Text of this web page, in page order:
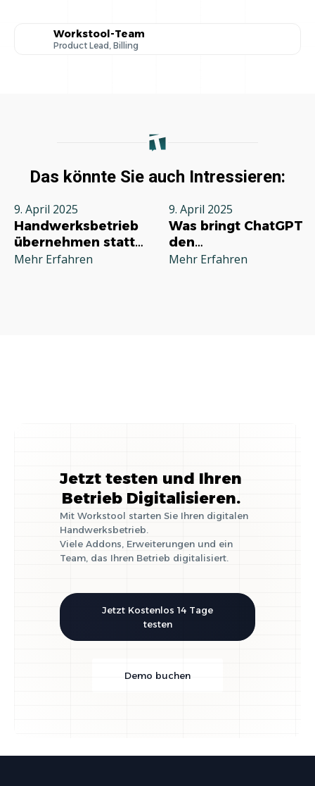
Workstool-Team
Product Lead, Billing
Das könnte Sie auch Intressieren:
9. April 2025
Handwerksbetrieb
übernehmen statt
neu gründen:
Mehr Erfahren
9. April 2025
Was bringt ChatGPT
den
Mehr Erfahren
Jetzt testen und Ihren
Betrieb Digitalisieren.
Mit Workstool starten Sie Ihren digitalen
Handwerksbetrieb.
Viele Addons, Erweiterungen und ein
Team, das Ihren Betrieb digitalisiert.
Jetzt Kostenlos 14 Tage
testen
Demo buchen